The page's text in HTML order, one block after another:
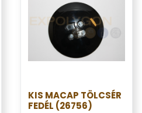
KIS MACAP TÖLCSÉR
FEDÉL (26756)